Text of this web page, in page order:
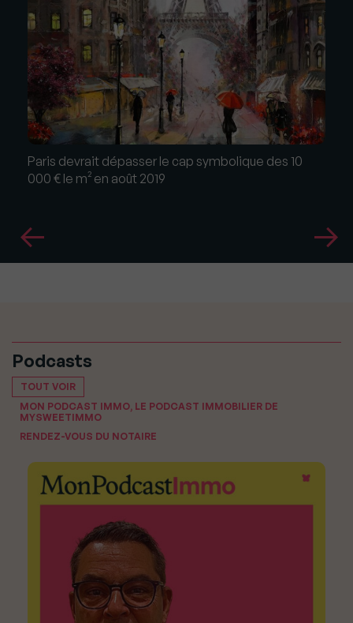
Paris devrait dépasser le cap symbolique des 10
000 € le m² en août 2019
Podcasts
TOUT VOIR
MON PODCAST IMMO, LE PODCAST IMMOBILIER DE
MYSWEETIMMO
RENDEZ-VOUS DU NOTAIRE